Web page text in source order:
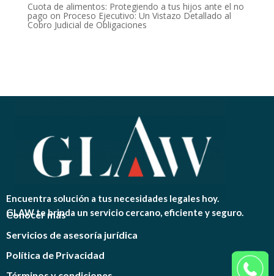
Cuota de alimentos: Protegiendo a tus hijos ante el no
pago on Proceso Ejecutivo: Un Vistazo Detallado al
Cobro Judicial de Obligaciones
Encuentra solución a tus necesidades legales hoy.
GLAW te brinda un servicio cercano, eficiente y seguro.
Conocer más
Servicios de asesoría jurídica
Política de Privacidad